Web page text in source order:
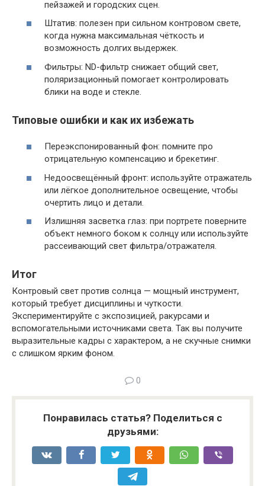
пейзажей и городских сцен.
Штатив: полезен при сильном контровом свете,
когда нужна максимальная чёткость и
возможность долгих выдержек.
Фильтры: ND-фильтр снижает общий свет,
поляризационный помогает контролировать
блики на воде и стекле.
Типовые ошибки и как их избежать
Переэкспонированный фон: помните про
отрицательную компенсацию и брекетинг.
Недоосвещённый фронт: используйте отражатель
или лёгкое дополнительное освещение, чтобы
очертить лицо и детали.
Излишняя засветка глаз: при портрете поверните
объект немного боком к солнцу или используйте
рассеивающий свет фильтра/отражателя.
Итог
Контровый свет против солнца — мощный инструмент,
который требует дисциплины и чуткости.
Экспериментируйте с экспозицией, ракурсами и
вспомогательными источниками света. Так вы получите
выразительные кадры с характером, а не скучные снимки
с слишком ярким фоном.
0
Понравилась статья? Поделиться с
друзьями: